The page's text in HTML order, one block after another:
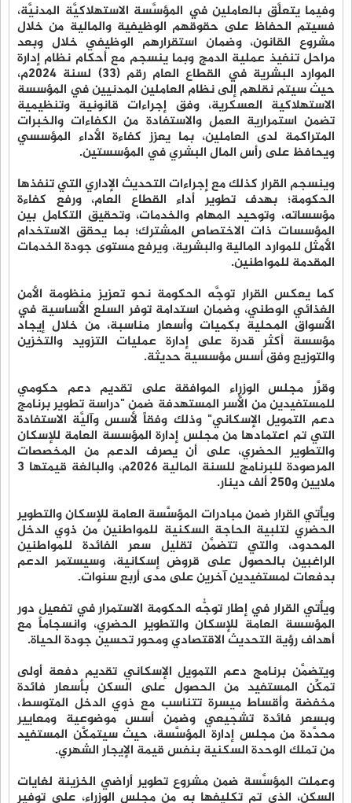
وفيما يتعلَّق بالعاملين في المؤسَّسة الاستهلاكيَّة المدنيَّة،
فسيتم الحفاظ على حقوقهم الوظيفية والمالية من خلال
مشروع القانون، وضمان استقرارهم الوظيفي خلال وبعد
مراحل تنفيذ عملية الدمج وبما ينسجم مع أحكام نظام إدارة
الموارد البشرية في القطاع العام رقم (33) لسنة 2024م،
حيث سيتم نقلهم إلى نظام العاملين المدنيين في المؤسسة
الاستهلاكية العسكرية، وفق إجراءات قانونية وتنظيمية
تضمن استمرارية العمل والاستفادة من الكفاءات والخبرات
المتراكمة لدى العاملين، بما يعزز كفاءة الأداء المؤسسي
ويحافظ على رأس المال البشري في المؤسستين.
وينسجم القرار كذلك مع إجراءات التحديث الإداري التي تنفذها
الحكومة؛ بهدف تطوير أداء القطاع العام، ورفع كفاءة
مؤسساته، وتوحيد المهام والخدمات، وتحقيق التكامل بين
المؤسسات ذات الاختصاص المشترك؛ بما يحقق الاستخدام
الأمثل للموارد المالية والبشرية، ويرفع مستوى جودة الخدمات
المقدمة للمواطنين.
كما يعكس القرار توجَّه الحكومة نحو تعزيز منظومة الأمن
الغذائي الوطني، وضمان استدامة توفر السلع الأساسية في
الأسواق المحلية بكميات وأسعار مناسبة، من خلال إيجاد
مؤسسة أكثر قدرة على إدارة عمليات التزويد والتخزين
والتوزيع وفق أسس مؤسسية حديثة.
وقرَّر مجلس الوزراء الموافقة على تقديم دعم حكومي
للمستفيدين من الأُسر المستهدفة ضمن "دراسة تطوير برنامج
دعم التمويل الإسكاني" وذلك وفقاً لأسس وآليَّة الاستفادة
التي تم اعتمادها من مجلس إدارة المؤسسة العامة للإسكان
والتطوير الحضري، على أن يصرف الدعم من المخصصات
المرصودة للبرنامج للسنة المالية 2026م، والبالغة قيمتها 3
ملايين و250 ألف دينار.
ويأتي القرار ضمن مبادرات المؤسَّسة العامة للإسكان والتطوير
الحضري لتلبية الحاجة السكنية للمواطنين من ذوي الدخل
المحدود، والتي تتضمَّن تقليل سعر الفائدة للمواطنين
الراغبين بالحصول على قروض إسكانية، وسيستمر الدعم
بدفعات لمستفيدين آخرين على مدى أربع سنوات.
ويأتي القرار في إطار توجُّه الحكومة الاستمرار في تفعيل دور
المؤسسة العامة للإسكان والتطوير الحضري، وانسجاماً مع
أهداف رؤية التحديث الاقتصادي ومحور تحسين جودة الحياة.
ويتضمَّن برنامج دعم التمويل الإسكاني تقديم دفعة أولى
تمكِّن المستفيد من الحصول على السكن بأسعار فائدة
مخفضة وأقساط ميسرة تتناسب مع ذوي الدخل المتوسط،
وبسعر فائدة تشجيعي وضمن أسس موضوعية ومعايير
محدَّدة من مجلس إدارة المؤسَّسة، حيث سيتمكَّن المستفيد
من تملك الوحدة السكنية بنفس قيمة الإيجار الشهري.
وعملت المؤسَّسة ضمن مشروع تطوير أراضي الخزينة لغايات
السكن، الذي تم تكليفها به من مجلس الوزراء، على توفير